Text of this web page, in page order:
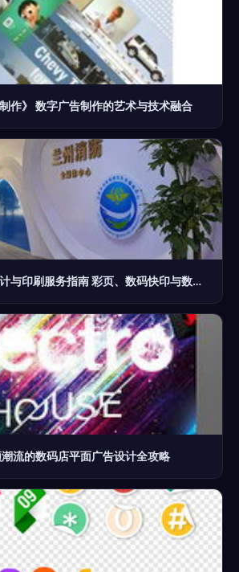
作》 数字广告制作的艺术与技术融合
兰州城关区广告设计与印刷服务指南 彩页、数码快印与数字广告的价格与选择
流的数码店平面广告设计全攻略